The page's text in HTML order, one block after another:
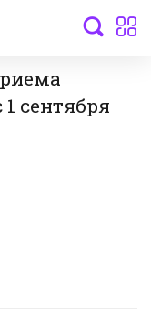
сентября